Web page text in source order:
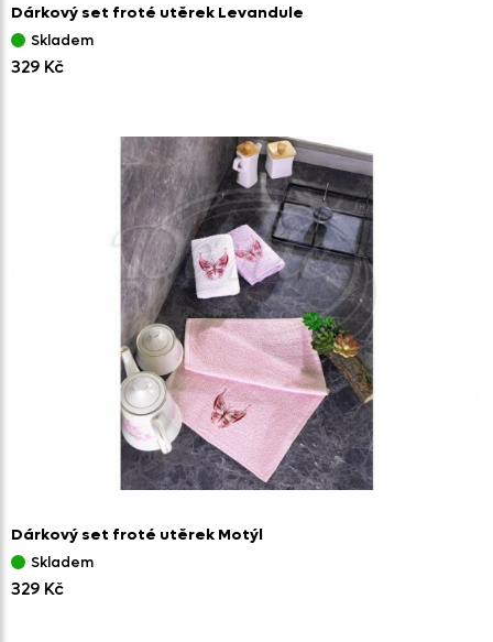
Dárkový set froté utěrek Levandule
Skladem
329 Kč
Dárkový set froté utěrek Motýl
Skladem
329 Kč